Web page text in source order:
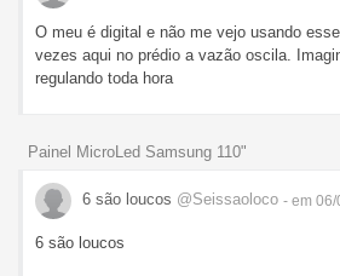
O meu é digital e não me vejo usando
vezes aqui no prédio a vazão oscila.
regulando toda hora
Painel MicroLed Samsung 110"
6 são loucos @Seissaoloco - em
6 são loucos